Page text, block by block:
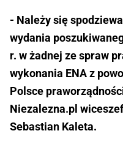
- Należy się
wydania
r. w żadnej ze spraw
wykonania ENA z
Polsce
Niezalezna.pl
Sebastian Kaleta.